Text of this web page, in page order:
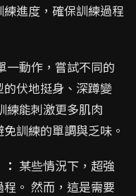
進度，確保訓練過程
一動作，嘗試不同的
伏地挺身、深蹲變
練能刺激更多肌肉
訓練的單調與乏味。
某些情況下，超強
。 然而，這是需要